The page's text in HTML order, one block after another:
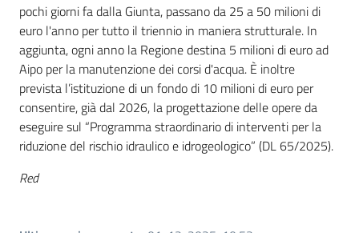
pochi giorni fa dalla Giunta, passano da 25 a 50 milioni di
euro l'anno per tutto il triennio in maniera strutturale. In
aggiunta, ogni anno la Regione destina 5 milioni di euro ad
Aipo per la manutenzione dei corsi d'acqua. È inoltre
prevista l’istituzione di un fondo di 10 milioni di euro per
consentire, già dal 2026, la progettazione delle opere da
eseguire sul “Programma straordinario di interventi per la
riduzione del rischio idraulico e idrogeologico” (DL 65/2025).
Red